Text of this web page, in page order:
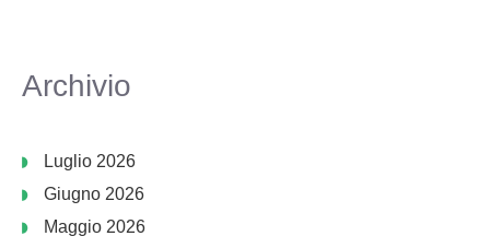
Archivio
Luglio 2026
Giugno 2026
Maggio 2026